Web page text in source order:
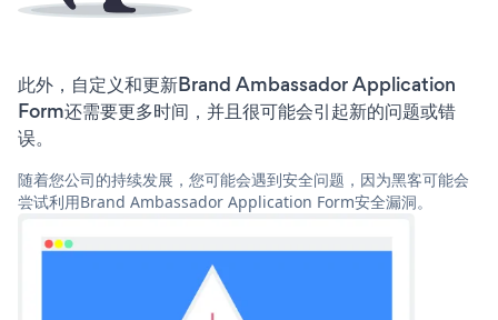
此外，自定义和更新Brand Ambassador Application
Form还需要更多时间，并且很可能会引起新的问题或错
误。
随着您公司的持续发展，您可能会遇到安全问题，因为黑客可能会
尝试利用Brand Ambassador Application Form安全漏洞。